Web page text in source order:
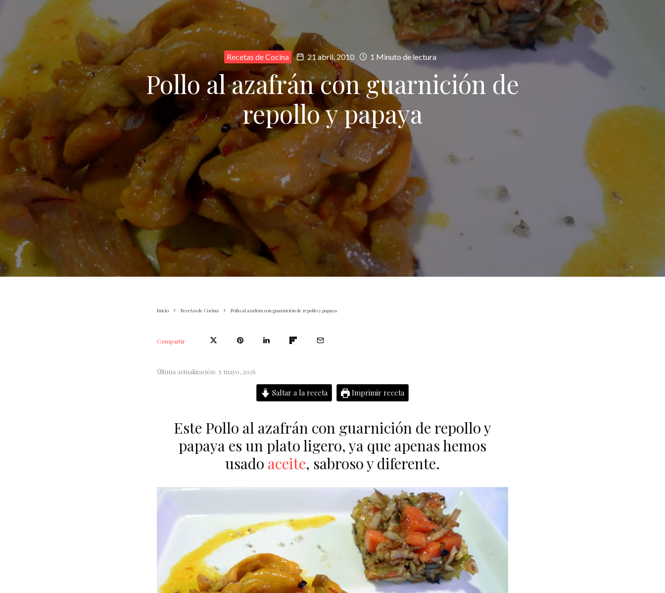
Recetas de Cocina 21 abril, 2010 1 Minuto de lectura
Pollo al azafrán con guarnición de
repollo y papaya
Inicio Recetas de Cocina Pollo al azafrán con guarnición de repollo y papaya
Compartir
Última actualización: 5 mayo, 2026
Saltar a la receta Imprimir receta
Este Pollo al azafrán con guarnición de repollo y
papaya es un plato ligero, ya que apenas hemos
usado aceite, sabroso y diferente.